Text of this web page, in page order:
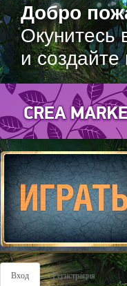
Добро
Окунитесь
и
Вход Регистрация